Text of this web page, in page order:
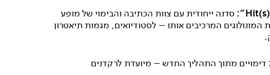
סדנה ייחודית עם צוות הכתיבה והבימוי של מופע
המונולוגים המרכיבים אותו – לסטודיואים, מגמות תיאטרון
דימויים מתוך התהליך החדש – מיועדת לרקדנים